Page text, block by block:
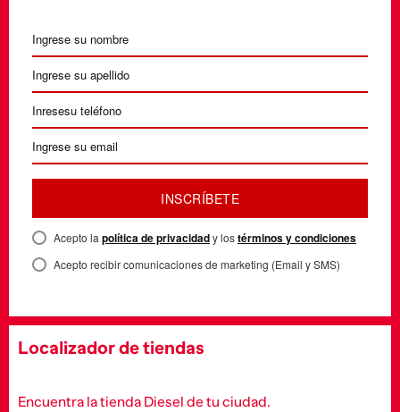
INSCRÍBETE
Acepto la política de privacidady lostérminos y condiciones
Acepto recibir comunicaciones de marketing (Email y SMS)
Localizador de tiendas
Encuentra la tienda Diesel de tu ciudad.